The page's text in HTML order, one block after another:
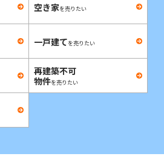
空き家を売りたい
一戸建てを売りたい
再建築不可
物件を売りたい